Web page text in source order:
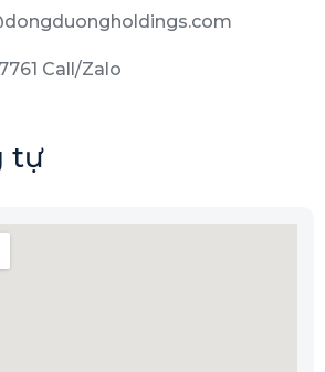
Call/Zalo
tự